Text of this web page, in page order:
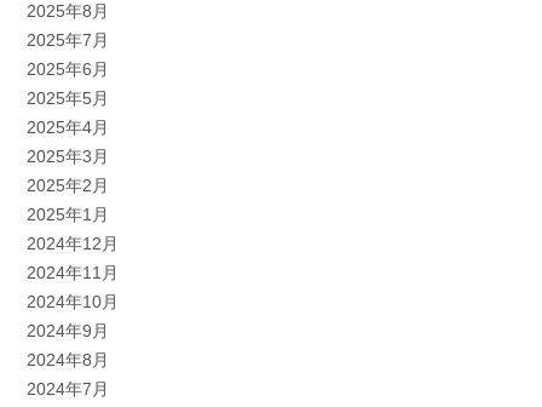
2025年8月
2025年7月
2025年6月
2025年5月
2025年4月
2025年3月
2025年2月
2025年1月
2024年12月
2024年11月
2024年10月
2024年9月
2024年8月
2024年7月